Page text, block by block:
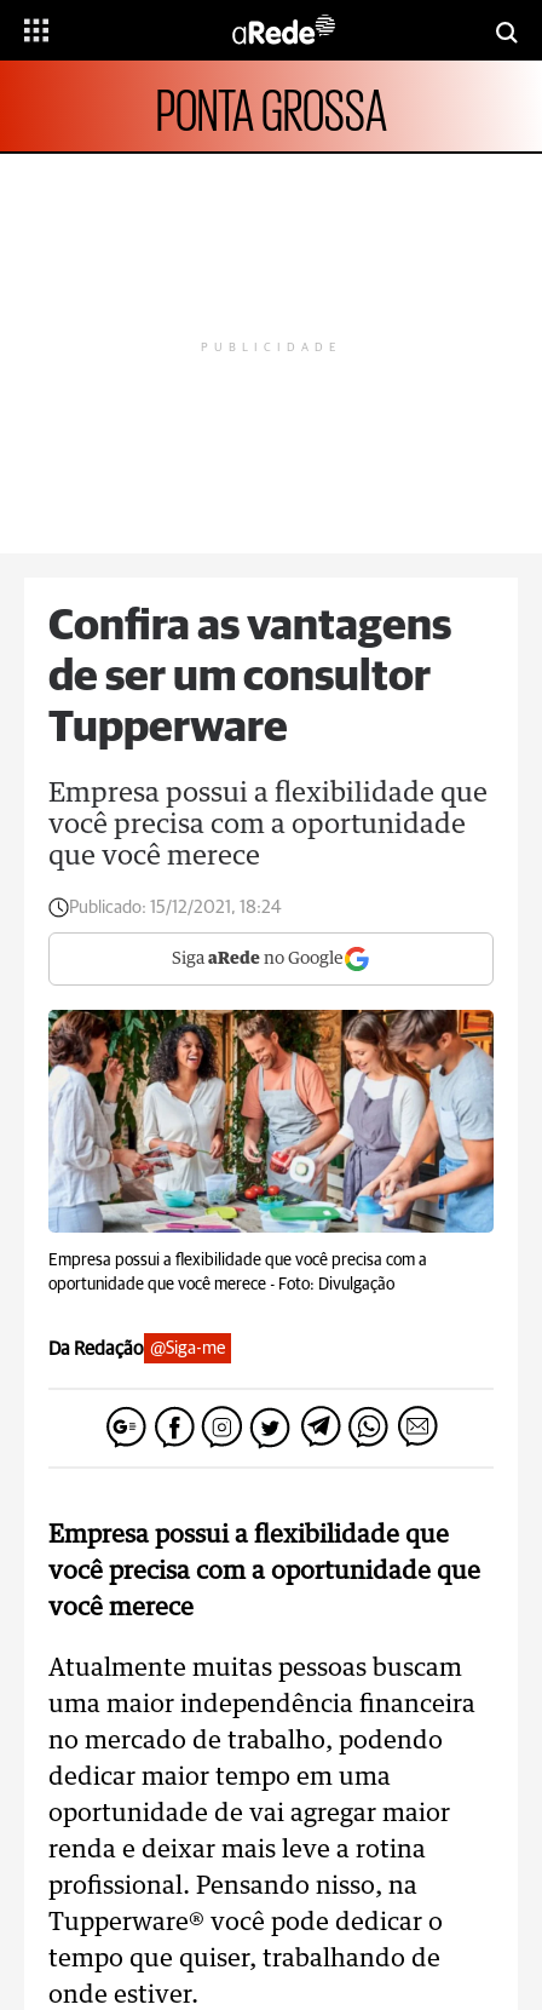
PONTA GROSSA
PUBLICIDADE
Confira as vantagens
de ser um consultor
Tupperware
Empresa possui a flexibilidade que
você precisa com a oportunidade
que você merece
Publicado: 15/12/2021, 18:24
Siga aRede no Google
Empresa possui a flexibilidade que você precisa com a
oportunidade que você merece - Foto: Divulgação
Da Redação @Siga-me
Empresa possui a flexibilidade que
você precisa com a oportunidade que
você merece
Atualmente muitas pessoas buscam
uma maior independência financeira
no mercado de trabalho, podendo
dedicar maior tempo em uma
oportunidade de vai agregar maior
renda e deixar mais leve a rotina
profissional. Pensando nisso, na
Tupperware®️ você pode dedicar o
tempo que quiser, trabalhando de
onde estiver.